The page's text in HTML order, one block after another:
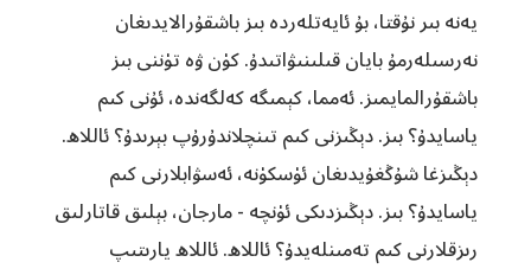
يەنە بىر نۇقتا، بۇ ئايەتلەردە بىز باشقۇرالايدىغان
نەرسىلەرمۇ بايان قىلىنىۋاتىدۇ. كۈن ۋە تۈننى بىز
باشقۇرالمايمىز. ئەمما، كېمىگە كەلگەندە، ئۇنى كىم
ياسايدۇ؟ بىز. دېڭىزنى كىم تىنچلاندۇرۇپ بېرىدۇ؟ ئاللاھ.
دېڭىزغا شۇڭغۇيدىغان ئۈسكۈنە، ئەسۋابلارنى كىم
ياسايدۇ؟ بىز. دېڭىزدىكى ئۈنچە - مارجان، بېلىق قاتارلىق
رىزقلارنى كىم تەمىنلەيدۇ؟ ئاللاھ. ئاللاھ يارىتىپ